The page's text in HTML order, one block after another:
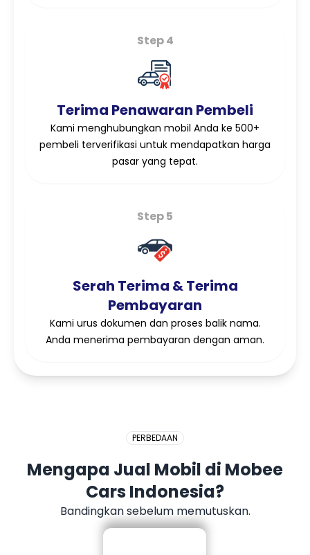
Step 4
Terima Penawaran Pembeli
Kami menghubungkan mobil Anda ke 500+
pembeli terverifikasi untuk mendapatkan harga
pasar yang tepat.
Step 5
Serah Terima & Terima
Pembayaran
Kami urus dokumen dan proses balik nama.
Anda menerima pembayaran dengan aman.
PERBEDAAN
Mengapa Jual Mobil di Mobee
Cars Indonesia?
Bandingkan sebelum memutuskan.